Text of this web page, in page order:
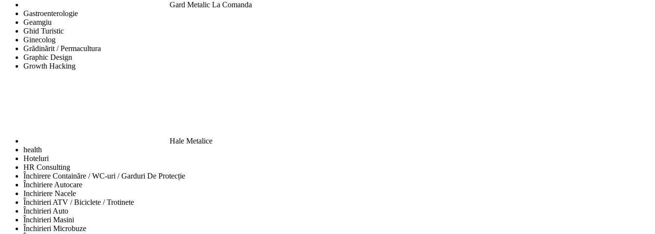
Gard Metalic La Comanda
Gastroenterologie
Geamgiu
Ghid Turistic
Ginecolog
Grădinărit / Permacultura
Graphic Design
Growth Hacking
Hale Metalice
health
Hoteluri
HR Consulting
Închirere Containăre / WC-uri / Garduri De Protecție
Închiriere Autocare
Inchiriere Nacele
Închirieri ATV / Biciclete / Trotinete
Închirieri Auto
Închirieri Masini
Închirieri Microbuze